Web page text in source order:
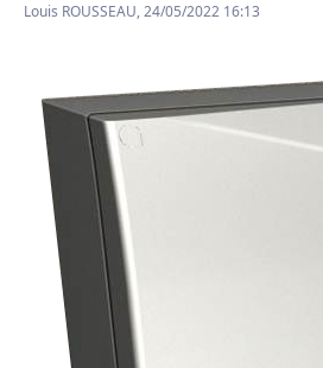
Louis ROUSSEAU, 24/05/2022 16:13